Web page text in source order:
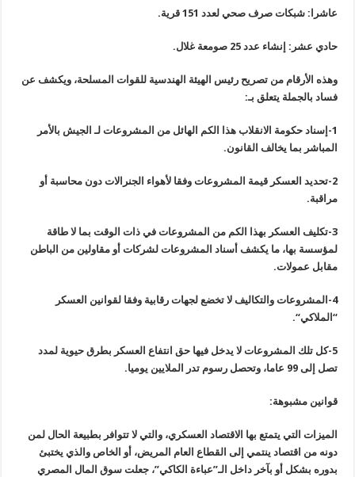
عاشرا: شبكات صرف صحي لعدد 151 قرية .
حادي عشر: إنشاء عدد 25 صومعة غلال .
وهذه الأرقام من تصريح رئيس الهيئة الهندسية للقوات المسلحة، ويكشف عن
فساد بالجملة يتعلق بـ:
1- إسناد حكومة الانقلاب هذا الكم الهائل من المشروعات لـ الجيش بالأمر
المباشر بما يخالف القانون.
2- تحديد العسكر قيمة المشروعات وفقا لأهواء الجنرالات دون محاسبة أو
مراقبة.
3- تكليف العسكر بهذا الكم من المشروعات في ذات الوقت بما لا طاقة
لمؤسسة بها، ما يكشف أسناد المشروعات لشركات أو مقاولين من الباطن
مقابل عمولات.
4-
المشروعات والتكاليف لا تخضع لجهات رقابية وفقا لقوانين العسكر
“الملاكي“.
5- كل تلك المشروعات لا يدخل فيها حق انتفاع العسكر بطرق حيوية لمدد
تصل إلى 99 عاما، وتحصل رسوم تدر الملايين يوميا
.
قوانين مشبوهة:
الميزات التي يتمتع بها الاقتصاد العسكري، والتي لا تتوافر بطبيعة الحال لمن
دونه من اقتصاد ينتمي إلى القطاع العام المريض، أو الخاص والذي يختبئ
بدوره بشكل أو بآخر داخل الـ”عباءة الكاكي”، جعلت سوق المال المصري